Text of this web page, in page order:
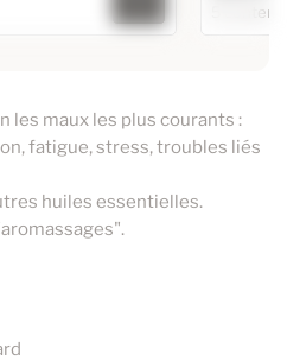
3,85 €
€
5
20ml
les maux les plus courants :
fatigue, stress, troubles liés
huiles essentielles.